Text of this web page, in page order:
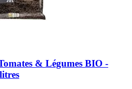
& Légumes BIO -​